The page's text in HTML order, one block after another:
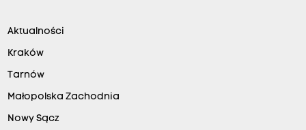
Aktualności
Kraków
Tarnów
Małopolska Zachodnia
Nowy Sącz